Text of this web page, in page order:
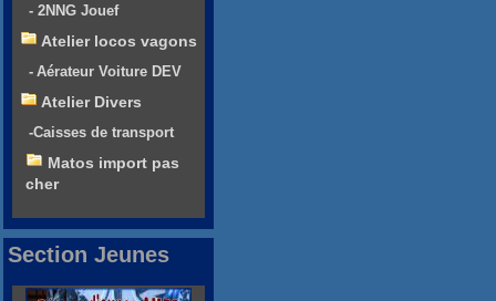
- 2NNG Jouef
Atelier locos vagons
- Aérateur Voiture DEV
Atelier Divers
-Caisses de transport
Matos import pas
cher
Section Jeunes